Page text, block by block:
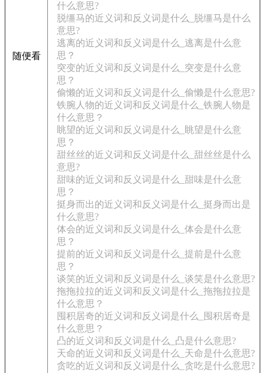
随便看
什么意思?
脱缰马的近义词和反义词是什么_脱缰马是什么
意思?
逃离的近义词和反义词是什么_逃离是什么意
思？
突变的近义词和反义词是什么_突变是什么意
思？
偷懒的近义词和反义词是什么_偷懒是什么意思?
铁腕人物的近义词和反义词是什么_铁腕人物是
什么意思？
眺望的近义词和反义词是什么_眺望是什么意
思？
甜丝丝的近义词和反义词是什么_甜丝丝是什么
意思?
甜味的近义词和反义词是什么_甜味是什么意
思？
挺身而出的近义词和反义词是什么_挺身而出是
什么意思?
体会的近义词和反义词是什么_体会是什么意
思？
提前的近义词和反义词是什么_提前是什么意
思？
谈笑的近义词和反义词是什么_谈笑是什么意思?
拖拖拉拉的近义词和反义词是什么_拖拖拉拉是
什么意思？
囤积居奇的近义词和反义词是什么_囤积居奇是
什么意思？
凸的近义词和反义词是什么_凸是什么意思?
天命的近义词和反义词是什么_天命是什么意思?
贪吃的近义词和反义词是什么_贪吃是什么意思?